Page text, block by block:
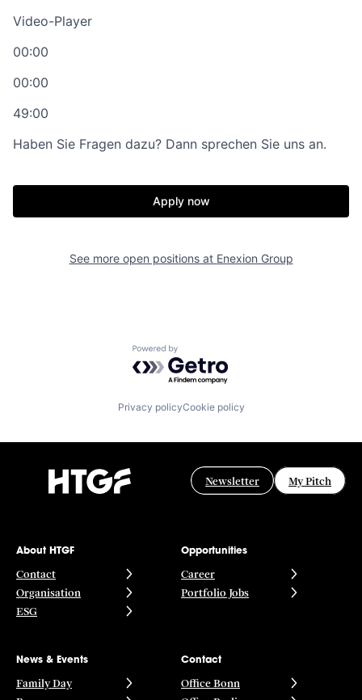
Video-Player
00:00
00:00
49:00
Haben Sie Fragen dazu? Dann sprechen Sie uns an.
Apply now
See more open positions at Enexion Group
Powered by Getro.com
Privacy policyCookie policy
Newsletter My Pitch
About HTGF
Contact
Organisation
ESG
Opportunities
Career
Portfolio Jobs
News & Events
Family Day
Contact
Office Bonn